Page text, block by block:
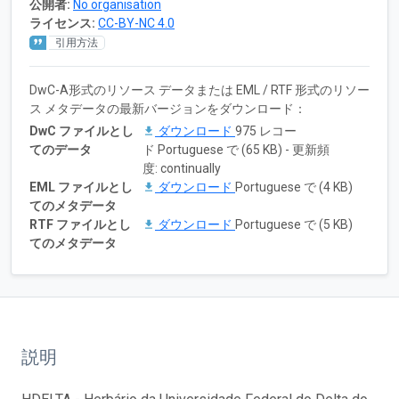
公開者: No organisation
ライセンス: CC-BY-NC 4.0
引用方法
DwC-A形式のリソース データまたは EML / RTF 形式のリソー
ス メタデータの最新バージョンをダウンロード：
DwC ファイルとし
てのデータ
ダウンロード 975 レコー
ド Portuguese で (65 KB) - 更新頻
度: continually
EML ファイルとし
てのメタデータ
ダウンロード Portuguese で (4 KB)
RTF ファイルとし
てのメタデータ
ダウンロード Portuguese で (5 KB)
説明